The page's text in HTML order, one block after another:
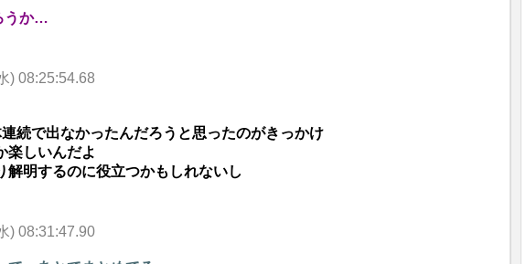
うか…
) 08:25:54.68
続で出なかったんだろうと思ったのがきっかけ
楽しいんだよ
解明するのに役立つかもしれないし
) 08:31:47.90